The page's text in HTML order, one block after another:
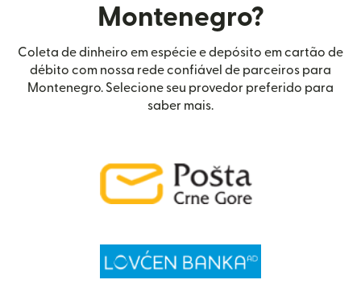
Montenegro?
Coleta de dinheiro em espécie e depósito em cartão de
débito com nossa rede confiável de parceiros para
Montenegro. Selecione seu provedor preferido para
saber mais.